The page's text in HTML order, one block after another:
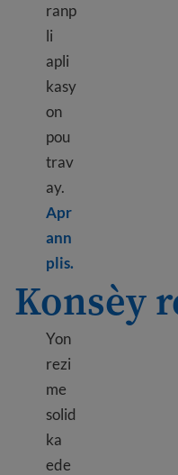
ranp
li
apli
kasy
on
pou
trav
ay.
Apr
ann
plis.Learn more
Konsèy
Yon
rezi
me
solid
ka
ede